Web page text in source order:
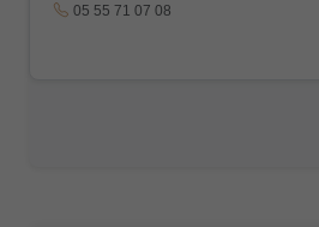
05 55 71 07 08